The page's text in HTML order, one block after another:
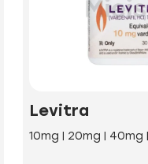
Levitra
10mg | 20mg | 40mg